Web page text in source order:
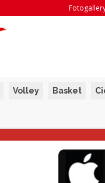
Volley Basket